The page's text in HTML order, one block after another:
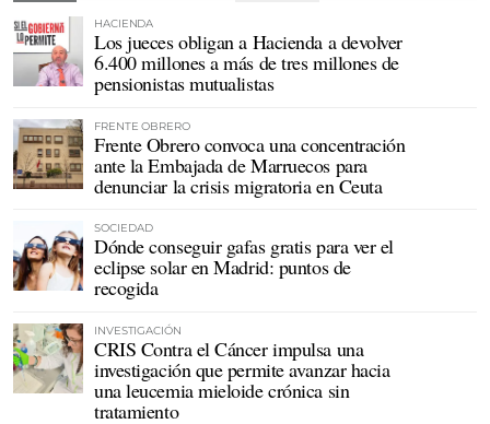
HACIENDA
Los jueces obligan a Hacienda a devolver
6.400 millones a más de tres millones de
pensionistas mutualistas
FRENTE OBRERO
Frente Obrero convoca una concentración
ante la Embajada de Marruecos para
denunciar la crisis migratoria en Ceuta
SOCIEDAD
Dónde conseguir gafas gratis para ver el
eclipse solar en Madrid: puntos de
recogida
INVESTIGACIÓN
CRIS Contra el Cáncer impulsa una
investigación que permite avanzar hacia
una leucemia mieloide crónica sin
tratamiento